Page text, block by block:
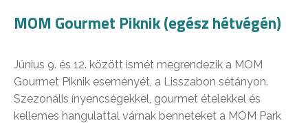
MOM Gourmet Piknik (egész hétvégén)
Június 9. és 12. között ismét megrendezik a MOM
Gourmet Piknik eseményét, a Lisszabon sétányon.
Szezonális ínyencségekkel, gourmet ételekkel és
kellemes hangulattal várnak benneteket a MOM Park